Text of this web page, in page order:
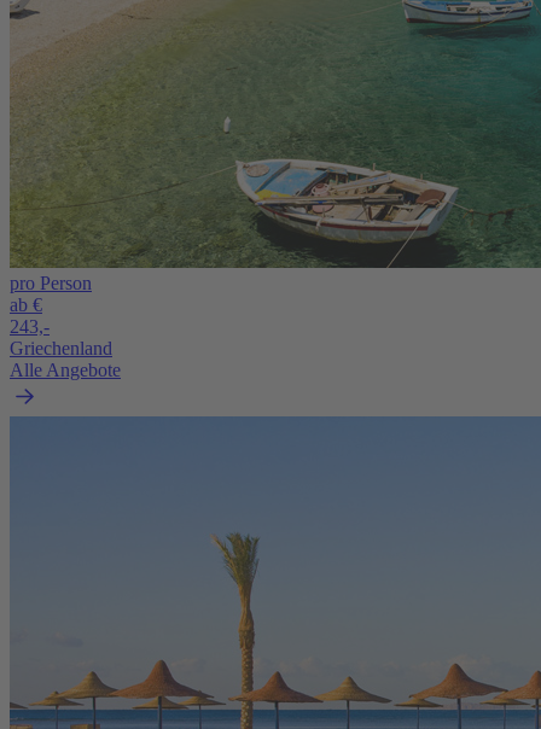
pro Person
ab €
243,-
Griechenland
Alle Angebote